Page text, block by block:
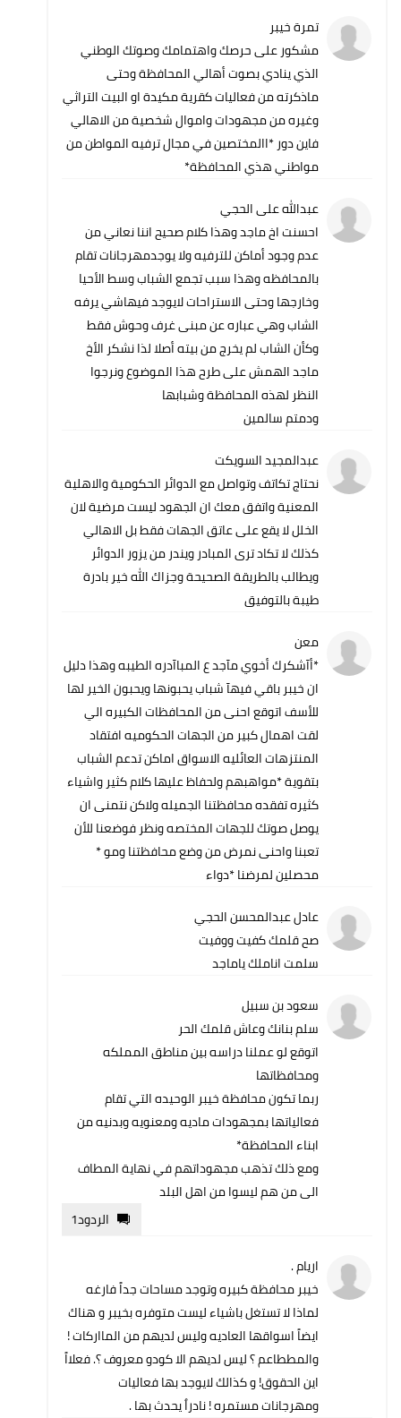
تمرة خيبر
مشكور على حرصك واهتمامك وصوتك الوطني
الذي ينادي بصوت أهالي المحافظة وحتى
ماذكرته من فعاليات كقرية مكيدة او البيت التراثي
وغيره من مجهودات واموال شخصية من الاهالي
فاين دور *االمختصين في مجال ترفيه المواطن من
مواطني هذي المحافظة*
عبدالله على الحجي
احسنت اخ ماجد وهذا كلام صحيح اننا نعاني من
عدم وجود أماكن للترفيه ولا يوجدمهرجانات تقام
بالمحافظه وهذا سبب تجمع الشباب وسط الأحيا
وخارجها وحتى الاستراحات لايوجد فيهاشي يرفه
الشاب وهي عباره عن مبنى غرف وحوش فقط
وكأن الشاب لم يخرج من بيته أصلا لذا نشكر الأخ
ماجد الهمش على طرح هذا الموضوع ونرجوا
النظر لهذه المحافظة وشبابها
ودمتم سالمين
عبدالمجيد السويكت
نحتاج تكاتف وتواصل مع الدوائر الحكومية والاهلية
المعنية واتفق معك ان الجهود ليست مرضية لان
الخلل لا يقع على عاتق الجهات فقط بل الاهالي
كذلك لا تكاد ترى المبادر ويندر من يزور الدوائر
ويطالب بالطريقة الصحيحة وجزاك الله خير بادرة
طيبة بالتوفيق
معن
*أآشكرك أخوي مآجد ع المباآدره الطيبه وهذا دليل
ان خيبر باقي فيهآ شباب يحبونها ويحبون الخير لها
للأسف اتوقع احنى من المحافظات الكبيره الي
لقت اهمال كبير من الجهات الحكوميه افتقاد
المنتزهات العائليه الاسواق اماكن تدعم الشباب
بتقوية *مواهبهم ولحفاظ عليها كلام كثير واشياء
كثيره تفقده محافظتنا الجميله ولاكن نتمنى ان
يوصل صوتك للجهات المختصه ونظر فوضعنا للأن
تعبنا واحنى نمرض من وضع محافظتنا ومو *
محصلين لمرضنا *دواء
عادل عبدالمحسن الحجي
صح قلمك كفيت ووفيت
سلمت اناملك ياماجد
سعود بن سبيل
سلم بنانك وعاش قلمك الحر
اتوقع لو عملنا دراسه بين مناطق المملكه
ومحافظاتها
ربما تكون محافظة خيبر الوحيده التي تقام
فعالياتها بمجهودات ماديه ومعنويه وبدنيه من
ابناء المحافظة*
ومع ذلك تذهب مجهوداتهم في نهاية المطاف
الى من هم ليسوا من اهل البلد
الردود1
اريام .
خيبر محافظة كبيره وتوجد مساحات جداً فارغه
لماذا لا تستغل باشياء ليست متوفره بخيبر و هناك
ايضاً اسواقها العاديه وليس لديهم من المااركات !
والمططاعم ؟ ليس لديهم الا كودو معروف ؟. فعلااً
اين الحقوق! و كذالك لايوجد بها فعاليات
ومهرجانات مستمره ! نادراٌ يحدث بها .